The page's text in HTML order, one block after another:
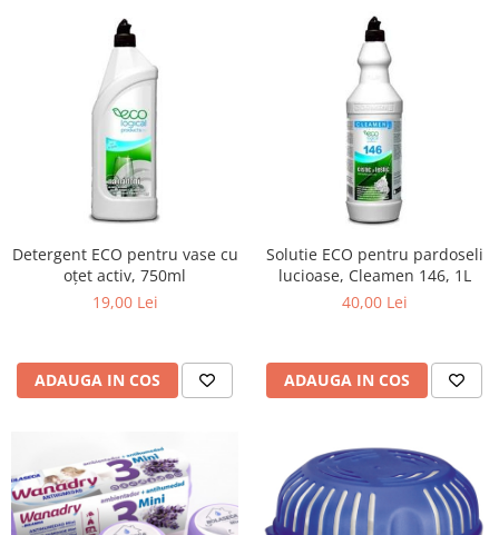
Detergent ECO pentru vase cu
oțet activ, 750ml
19,00 Lei
ADAUGA IN COS
Solutie ECO pentru pardoseli
lucioase, Cleamen 146, 1L
40,00 Lei
ADAUGA IN COS